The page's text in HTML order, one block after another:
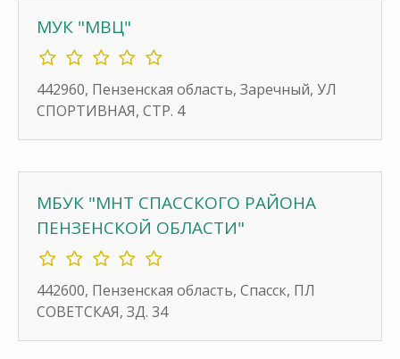
МУК "МВЦ"
442960, Пензенская область, Заречный, УЛ
СПОРТИВНАЯ, СТР. 4
МБУК "МНТ СПАССКОГО РАЙОНА
ПЕНЗЕНСКОЙ ОБЛАСТИ"
442600, Пензенская область, Спасск, ПЛ
СОВЕТСКАЯ, ЗД. 34